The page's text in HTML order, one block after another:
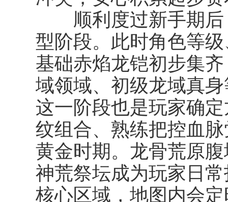
顺利度过新手期后
型阶段。此时角色等
基础赤焰龙铠初步集
域领域、初级龙域真
这一阶段也是玩家确
纹组合、熟练把控血
黄金时期。龙骨荒原
神荒祭坛成为玩家日
核心区域，地图内会